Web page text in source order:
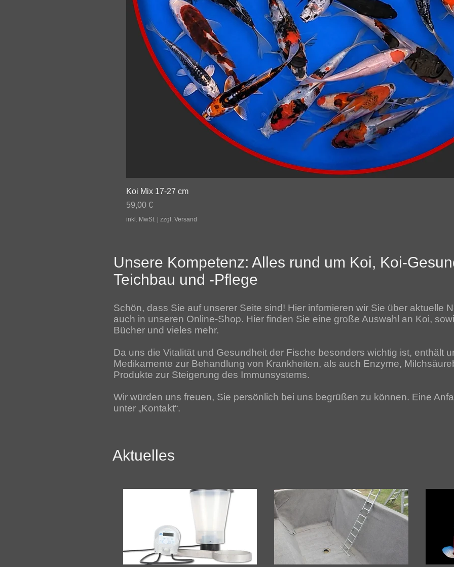
Koi Mix 17-27 cm
Preis
59,00 €
inkl. MwSt. zzgl. Versand
Unsere Kompetenz: Alles rund um Koi, Koi-
Teichbau und -Pflege
Schön, dass Sie auf unserer Seite sind! Hier infomieren wir Sie über aktuelle
auch in unseren Online-Shop. Hier finden Sie eine große Auswahl an Koi,
Bücher und vieles mehr.
Da uns die Vitalität und Gesundheit der Fische besonders wichtig ist, enthält
Medikamente zur Behandlung von Krankheiten, als auch Enzyme,
Produkte zur Steigerung des Immunsystems.
Wir würden uns freuen, Sie persönlich bei uns begrüßen zu können. Eine
unter „Kontakt“.
Aktuelles